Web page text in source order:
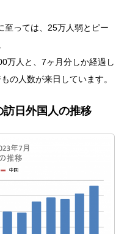
至っては、25万人弱とピー
万人と、7ヶ月分しか経過し
の人数が来日しています。
日外国人の推移